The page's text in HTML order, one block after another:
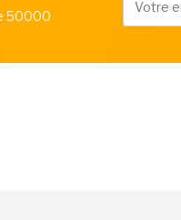
50000